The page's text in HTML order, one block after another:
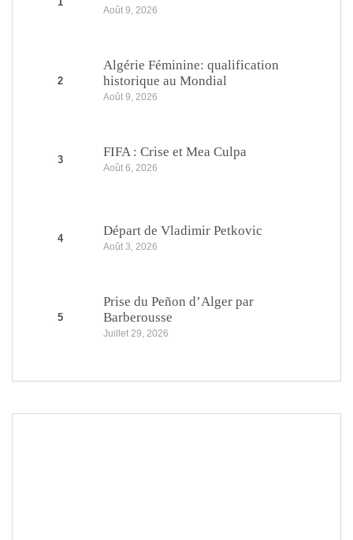
Août 9, 2026
2
Algérie Féminine: qualification
historique au Mondial
Août 9, 2026
3
FIFA : Crise et Mea Culpa
Août 6, 2026
4
Départ de Vladimir Petkovic
Août 3, 2026
5
Prise du Peñon d’Alger par
Barberousse
Juillet 29, 2026